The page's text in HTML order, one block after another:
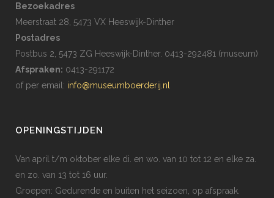
Bezoekadres
Meerstraat 28, 5473 VX Heeswijk-Dinther
Postadres
Postbus 2, 5473 ZG Heeswijk-Dinther. 0413-292481 (museum)
Afspraken: 0413-291172
of per email: info@museumboerderij.nl
OPENINGSTIJDEN
Van april t/m oktober elke di. en wo. van 10 tot 12 en elke za.
en zo. van 13 tot 16 uur.
Groepen: Gedurende en buiten het seizoen, op afspraak.